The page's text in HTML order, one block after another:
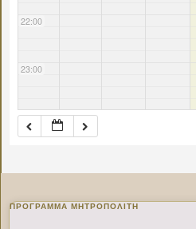
22:00
23:00
ΠΡΌΓΡΑΜΜΑ ΜΗΤΡΟΠΟΛΊΤΗ